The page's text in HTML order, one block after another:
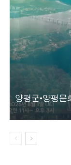
양평군·양평문